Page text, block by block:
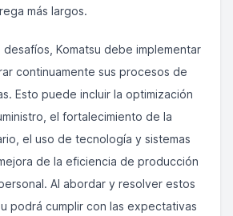
más largos.
Komatsu debe implementar
continuamente sus procesos de
Esto puede incluir la optimización
el fortalecimiento de la
el uso de tecnología y sistemas
de la eficiencia de producción
Al abordar y resolver estos
podrá cumplir con las expectativas